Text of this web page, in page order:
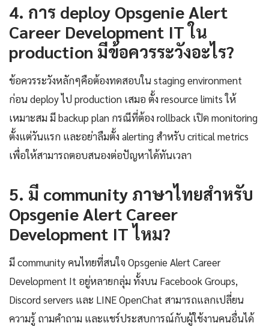
4. การ deploy Opsgenie Alert
Career Development IT ใน
production มีข้อควรระวังอะไร?
ข้อควรระวังหลักๆคือต้องทดสอบใน staging environment
ก่อน deploy ไป production เสมอ ตั้ง resource limits ให้
เหมาะสม มี backup plan กรณีที่ต้อง rollback เปิด monitoring
ตั้งแต่วันแรก และอย่าลืมตั้ง alerting สำหรับ critical metrics
เพื่อให้สามารถตอบสนองต่อปัญหาได้ทันเวลา
5. มี community ภาษาไทยสำหรับ
Opsgenie Alert Career
Development IT ไหม?
มี community คนไทยที่สนใจ Opsgenie Alert Career
Development It อยู่หลายกลุ่ม ทั้งบน Facebook Groups,
Discord servers และ LINE OpenChat สามารถแลกเปลี่ยน
ความรู้ ถามคำถาม และแชร์ประสบการณ์กับผู้ใช้งานคนอื่นได้